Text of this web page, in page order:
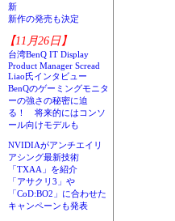
新
新作の発売も決定
【11月26日】
台湾BenQ IT Display
Product Manager Scread
Liao氏インタビュー
BenQのゲーミングモニタ
ーの強さの秘密に迫
る！ 将来的にはコンソ
ール向けモデルも
NVIDIAがアンチエイリ
アシング最新技術
「TXAA」を紹介
「アサクリ3」や
「CoD:BO2」に合わせた
キャンペーンも発表